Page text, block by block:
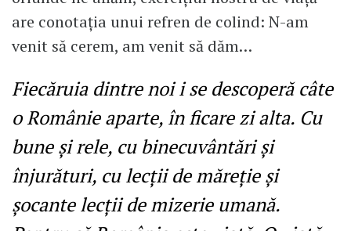
are conotația unui refren de colind: N-am
venit să cerem, am venit să dăm…
Fiecăruia dintre noi i se descoperă câte
o Românie aparte, în ficare zi alta. Cu
bune și rele, cu binecuvântări și
înjurături, cu lecții de măreție și
șocante lecții de mizerie umană.